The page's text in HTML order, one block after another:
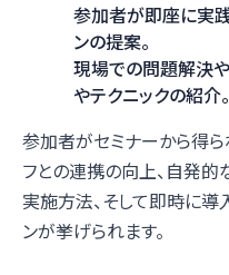
参加者が即座に実
ンの提案。
現場での問題解決
やテクニックの紹介。
参加者がセミナーから得ら
フとの連携の向上、自発
実施方法、そして即時に導
ンが挙げられます。